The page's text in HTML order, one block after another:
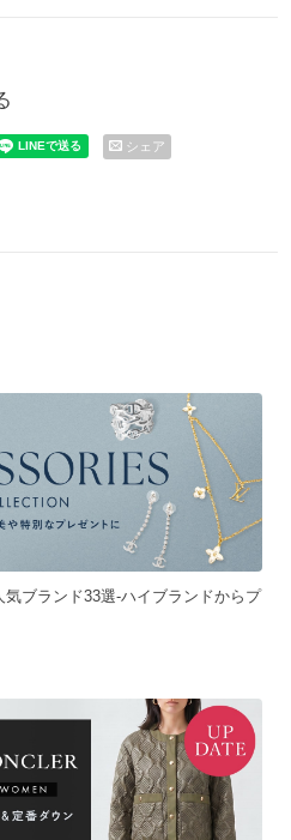
シェア
気ブランド33選-ハイブランドからプ